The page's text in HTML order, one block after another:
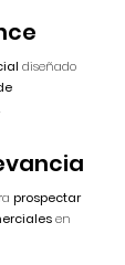
diseñado
prospectar
en